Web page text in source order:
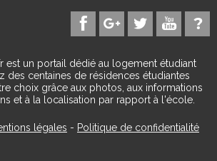
est un portail dédié au logement étudiant
des centaines de résidences étudiantes
choix grâce aux photos, aux informations
et à la localisation par rapport à l'école.
légales - Politique de confidentialité